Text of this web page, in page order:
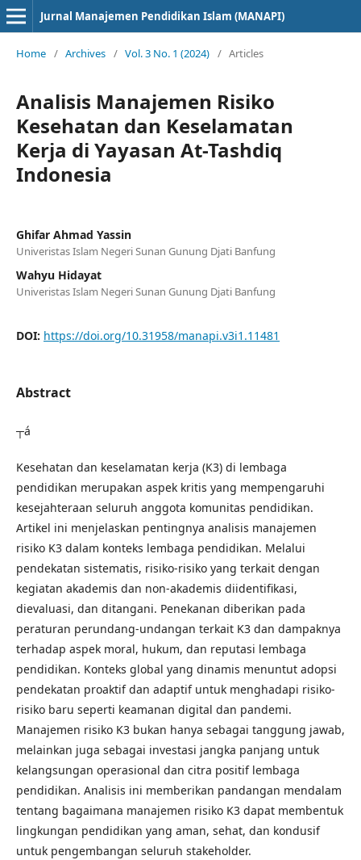
Jurnal Manajemen Pendidikan Islam (MANAPI)
Home / Archives / Vol. 3 No. 1 (2024) / Articles
Analisis Manajemen Risiko
Kesehatan dan Keselamatan
Kerja di Yayasan At-Tashdiq
Indonesia
Ghifar Ahmad Yassin
Univeristas Islam Negeri Sunan Gunung Djati Banfung
Wahyu Hidayat
Univeristas Islam Negeri Sunan Gunung Djati Banfung
DOI: https://doi.org/10.31958/manapi.v3i1.11481
Abstract
┬á
Kesehatan dan keselamatan kerja (K3) di lembaga
pendidikan merupakan aspek kritis yang mempengaruhi
kesejahteraan seluruh anggota komunitas pendidikan.
Artikel ini menjelaskan pentingnya analisis manajemen
risiko K3 dalam konteks lembaga pendidikan. Melalui
pendekatan sistematis, risiko-risiko yang terkait dengan
kegiatan akademis dan non-akademis diidentifikasi,
dievaluasi, dan ditangani. Penekanan diberikan pada
peraturan perundang-undangan terkait K3 dan dampaknya
terhadap aspek moral, hukum, dan reputasi lembaga
pendidikan. Konteks global yang dinamis menuntut adopsi
pendekatan proaktif dan adaptif untuk menghadapi risiko-
risiko baru seperti keamanan digital dan pandemi.
Manajemen risiko K3 bukan hanya sebagai tanggung jawab,
melainkan juga sebagai investasi jangka panjang untuk
kelangsungan operasional dan citra positif lembaga
pendidikan. Analisis ini memberikan pandangan mendalam
tentang bagaimana manajemen risiko K3 dapat membentuk
lingkungan pendidikan yang aman, sehat, dan kondusif
untuk pengembangan seluruh stakeholder.